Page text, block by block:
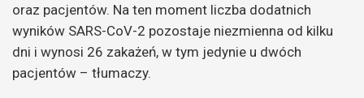
oraz pacjentów. Na ten moment liczba dodatnich
wyników SARS-CoV-2 pozostaje niezmienna od kilku
dni i wynosi 26 zakażeń, w tym jedynie u dwóch
pacjentów – tłumaczy.